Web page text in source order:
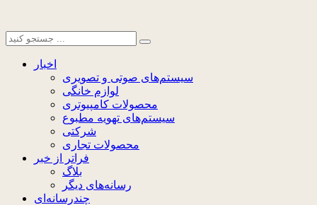
اخبار
سیستم‌های صوتی و تصویری
لوازم خانگی
محصولات کامپیوتری
سیستم‌های تهویه مطبوع
شرکتی
محصولات تجاری
فراتر از خبر
بلاگ
رسانه‌های دیگر
چندرسانه‌ای